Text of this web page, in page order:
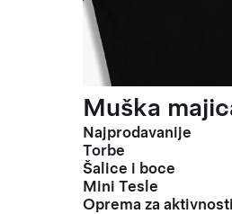
Muška
Najprodavanije
Torbe
Šalice i boce
Mini Tesle
Oprema za